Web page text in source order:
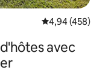
Évaluation
4,94 (458)
avec